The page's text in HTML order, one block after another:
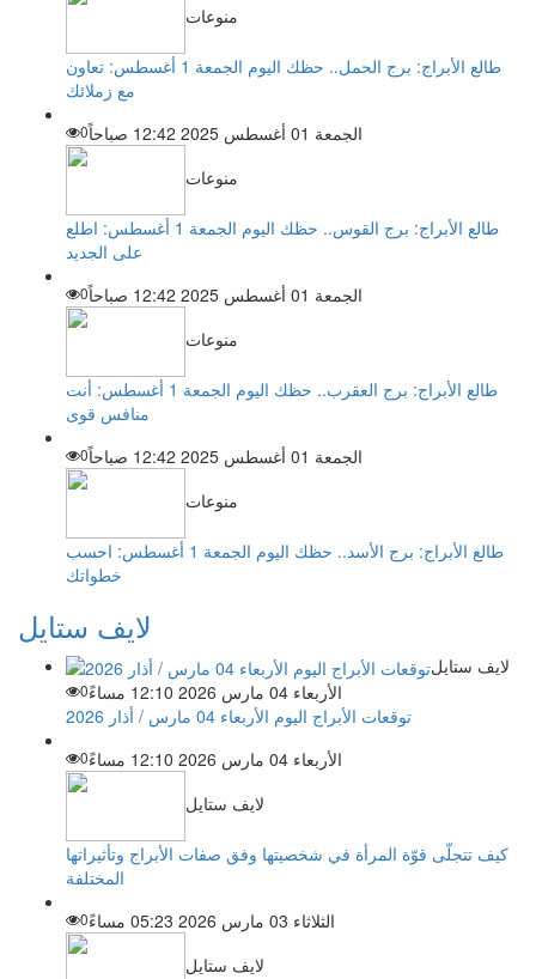
منوعات
طالع الأبراج: برج الحمل.. حظك اليوم الجمعة 1 أغسطس: تعاون
مع زملائك
الجمعة 01 أغسطس 2025 12:42 صباحاً
0
منوعات
طالع الأبراج: برج القوس.. حظك اليوم الجمعة 1 أغسطس: اطلع
على الجديد
الجمعة 01 أغسطس 2025 12:42 صباحاً
0
منوعات
طالع الأبراج: برج العقرب.. حظك اليوم الجمعة 1 أغسطس: أنت
منافس قوى
الجمعة 01 أغسطس 2025 12:42 صباحاً
0
منوعات
طالع الأبراج: برج الأسد.. حظك اليوم الجمعة 1 أغسطس: احسب
خطواتك
لايف ستايل
لايف ستايل
الأربعاء 04 مارس 2026 12:10 مساءً
0
توقعات الأبراج اليوم الأربعاء 04 مارس / أذار 2026
الأربعاء 04 مارس 2026 12:10 مساءً
0
لايف ستايل
كيف تتجلّى قوّة المرأة في شخصيتها وفق صفات الأبراج وتأثيراتها
المختلفة
الثلاثاء 03 مارس 2026 05:23 مساءً
0
لايف ستايل